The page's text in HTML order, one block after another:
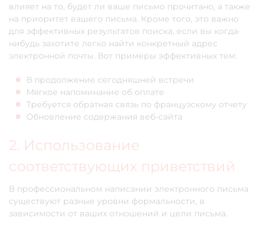
влияет на то, будет ли ваше письмо прочитано, а также
на приоритет вашего письма. Кроме того, это важно
для эффективных результатов поиска, если вы когда-
нибудь захотите легко найти конкретный адрес
электронной почты. Вот примеры эффективных тем:
В продолжение сегодняшней встречи
Мягкое напоминание об оплате
Требуется обратная связь по французскому отчету
Обновление содержания веб-сайта
2. Использование
соответствующих приветствий
В профессиональном написании электронного письма
существуют разные уровни формальности, в
зависимости от ваших отношений и цели письма.